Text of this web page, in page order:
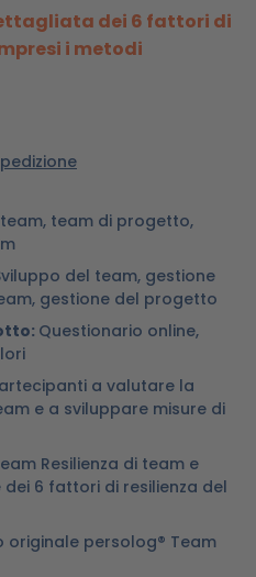
dei 6 fattori di
i metodi
team di progetto,
del team, gestione
gestione del progetto
Questionario online,
a valutare la
e a sviluppare misure di
Resilienza di team e
6 fattori di resilienza del
originale persolog® Team